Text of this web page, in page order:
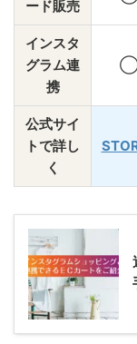
ード販売
インスタ
グラム連
携
公式サイ
トで詳し
く